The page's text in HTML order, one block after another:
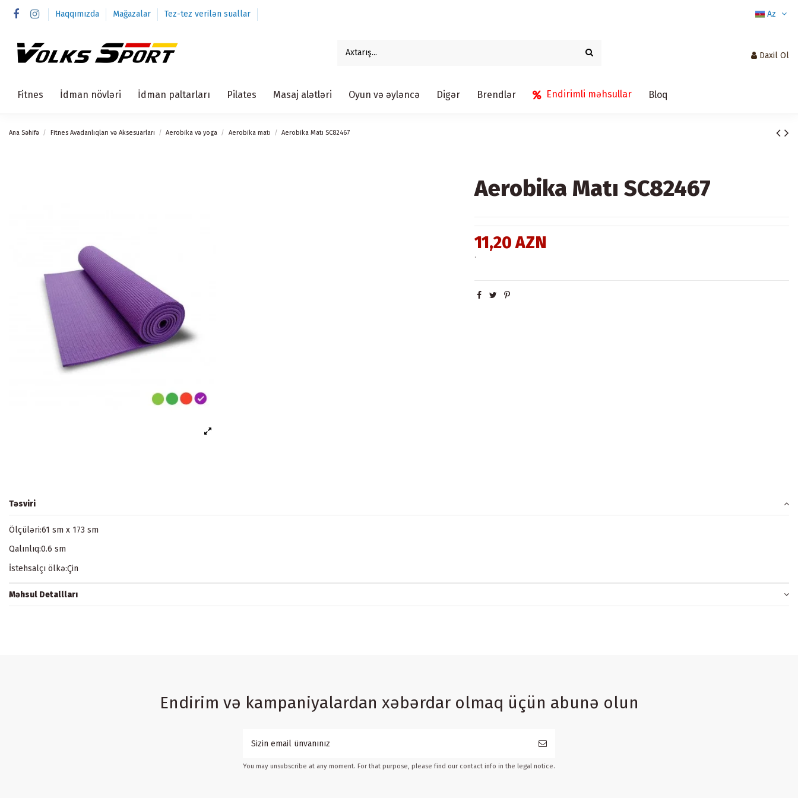
Haqqımızda Mağazalar Tez-tez verilən suallar Az
Daxil Ol
Fitnes İdman növləri İdman paltarları Pilates Masaj alətləri Oyun və əyləncə Digər Brendlər Endirimli məhsullar Bloq
Ana Səhifə Fitnes Avadanlıqları və Aksesuarları Aerobika və yoga Aerobika matı Aerobika Matı SC82467
Aerobika Matı SC82467
11,20 AZN
.
Təsviri
Ölçüləri:61 sm x 173 sm
Qalınlıq:0.6 sm
İstehsalçı ölkə:Çin
Məhsul Detallları
Endirim və kampaniyalardan xəbərdar olmaq üçün abunə olun
You may unsubscribe at any moment. For that purpose, please find our contact info in the legal notice.